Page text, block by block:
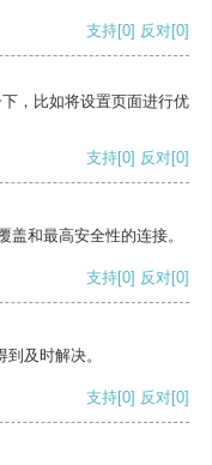
支持[0] 反对[0]
，比如将设置页面进行优
支持[0] 反对[0]
和最高安全性的连接。
支持[0] 反对[0]
及时解决。
支持[0] 反对[0]